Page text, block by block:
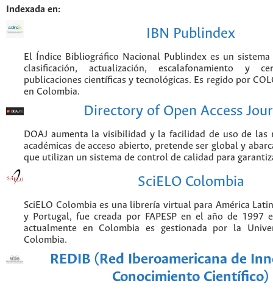
Indexada en:
IBN Publindex
El Índice Bibliográfico Nacional Publindex es un
clasificación, actualización, escalafonamiento y
publicaciones científicas y tecnológicas. Es regido por
en Colombia.
Directory of Open Access
DOAJ aumenta la visibilidad y la facilidad de uso de las
académicas de acceso abierto, pretende ser global y
que utilizan un sistema de control de calidad para
SciELO Colombia
SciELO Colombia es una librería virtual para América
y Portugal, fue creada por FAPESP en el año de 1997
actualmente en Colombia es gestionada por la
Colombia.
REDIB (Red Iberoamericana de
Conocimiento Científico)